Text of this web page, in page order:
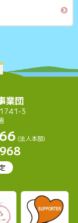
業団
3
(法人本部)